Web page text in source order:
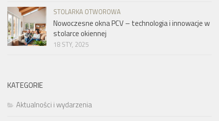
STOLARKA OTWOROWA
Nowoczesne okna PCV – technologia i innowacje w
stolarce okiennej
18 STY, 2025
KATEGORIE
Aktualności i wydarzenia